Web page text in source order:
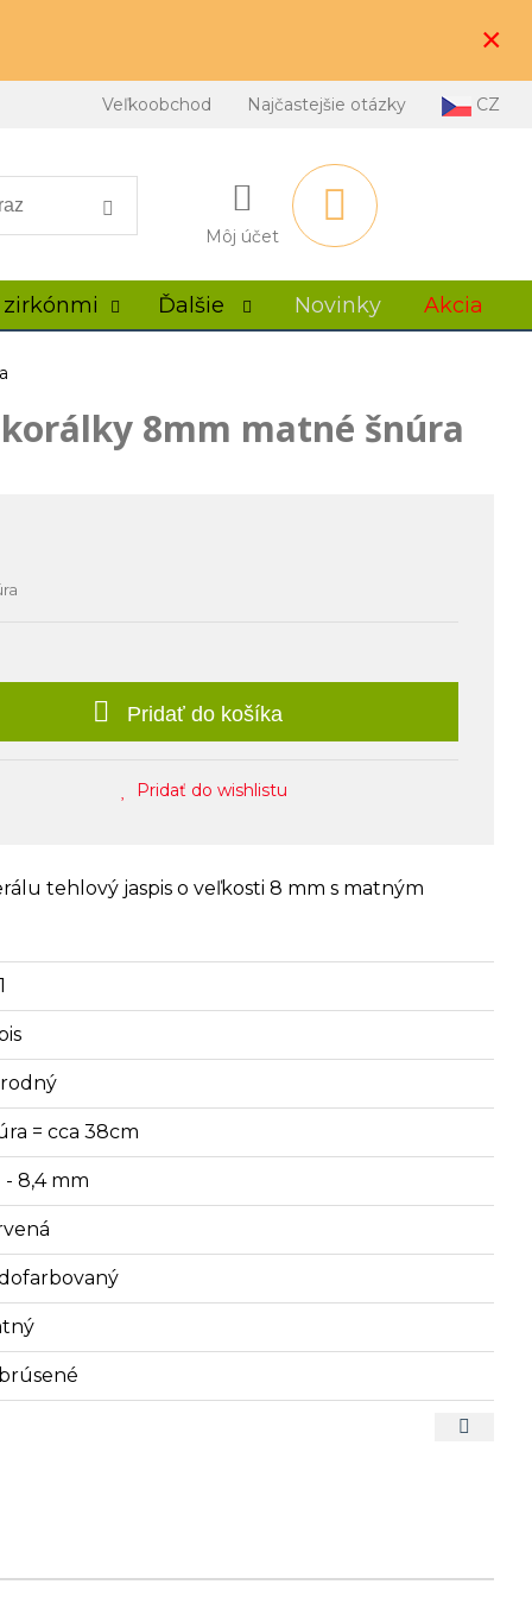
×
Veľkoobchod Najčastejšie otázky CZ
Môj účet
Ďalšie Novinky Akcia
8mm matné šnúra
Pridať do košíka
Pridať do wishlistu
tehlový jaspis o veľkosti 8 mm s matným
= cca 38cm
- 8,4 mm